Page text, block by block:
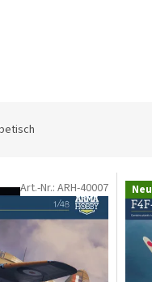
Art.-Nr.: ARH-40007 Neu